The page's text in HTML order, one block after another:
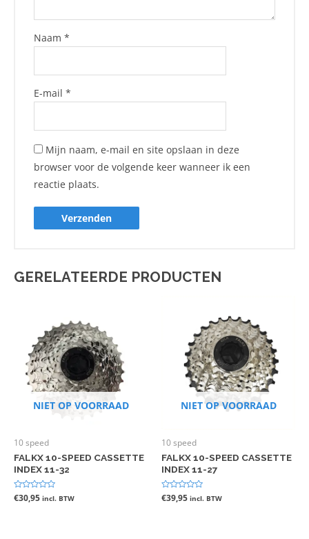
Naam*
E-mail*
Mijn naam, e-mail en site opslaan in deze
browser voor de volgende keer wanneer ik een
reactie plaats.
GERELATEERDE PRODUCTEN
NIET OP VOORRAAD
10 speed
FALKX 10-SPEED CASSETTE
INDEX 11-32
Gewaardeerd
0
€30,95 incl. BTW
NIET OP VOORRAAD
10 speed
FALKX 10-SPEED CASSETTE
INDEX 11-27
Gewaardeerd
0
€39,95 incl. BTW